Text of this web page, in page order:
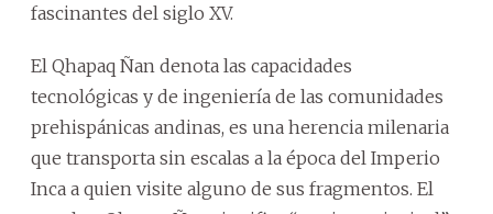
fascinantes del siglo XV.
El Qhapaq Ñan denota las capacidades
tecnológicas y de ingeniería de las comunidades
prehispánicas andinas, es una herencia milenaria
que transporta sin escalas a la época del Imperio
Inca a quien visite alguno de sus fragmentos. El